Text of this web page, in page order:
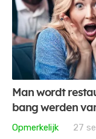
Man wordt
bang werden
Opmerkelijk
27